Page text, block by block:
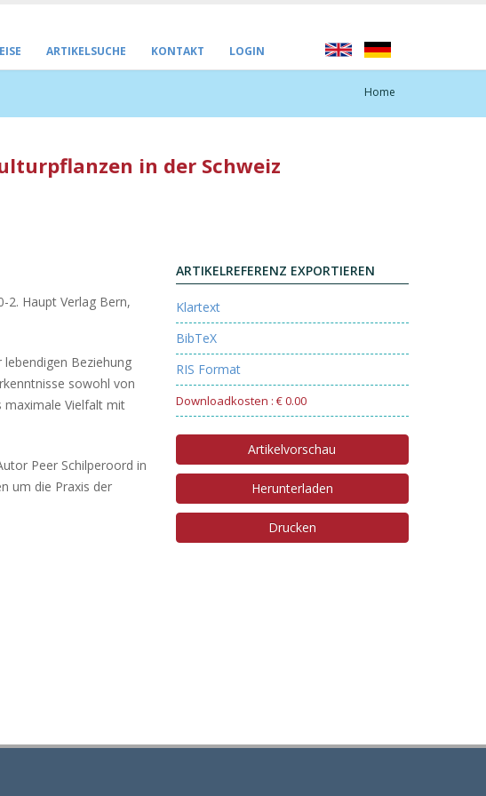
ARTIKELSUCHE KONTAKT LOGIN
Home
in der Schweiz
ARTIKELREFERENZ EXPORTIEREN
Klartext
BibTeX
RIS Format
Downloadkosten : € 0.00
Artikelvorschau
Herunterladen
Drucken
2. Haupt Verlag Bern,
Beziehung
sowohl von
maximale Vielfalt mit
Peer Schilperoord in
um die Praxis der